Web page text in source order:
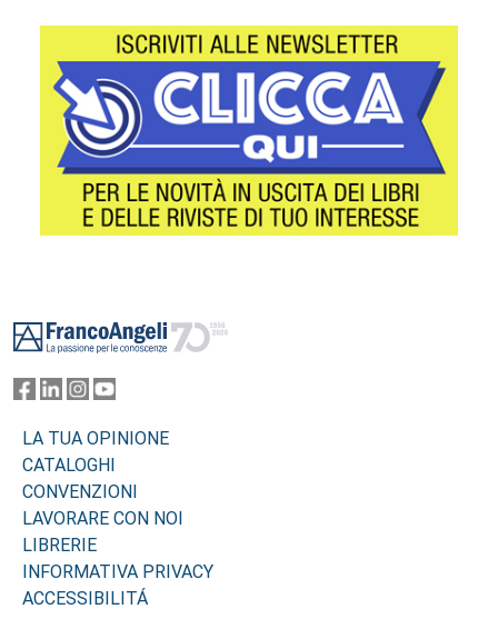
LA TUA OPINIONE
CATALOGHI
CONVENZIONI
LAVORARE CON NOI
LIBRERIE
INFORMATIVA PRIVACY
ACCESSIBILITÁ